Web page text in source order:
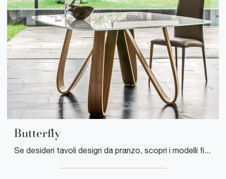
Butterfly
Se desideri tavoli design da pranzo, scopri i modelli fissi di Tonin Casa: clicca e scopri il modello Butterfly in vetro.